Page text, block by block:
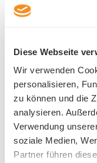
Diese Webseite
Wir verwenden
personalisieren,
zu können und die
analysieren.
Verwendung
soziale Medien,
Partner führen
6003 Luzern
HR contact